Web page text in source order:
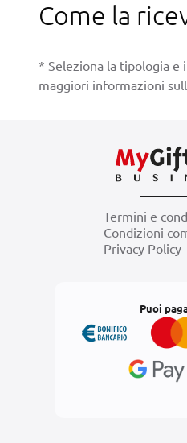
Come la
* Seleziona la tipologia e
maggiori informazioni
Termini e
Condizioni
Privacy Policy
Puoi